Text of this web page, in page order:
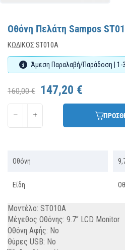
Οθόνη Πελάτη Sampos
ΚΩΔΙΚΌΣ:ST010A
Άμεση Παραλαβή/Παράδοση | 1-
160,00 € 147,20 €
Οθόνη
Είδη
Μοντέλο: ST010A
Μέγεθος Οθόνης: 9.7’’ LCD Monitor
Οθόνη Αφής: No
Θύρες USB: No